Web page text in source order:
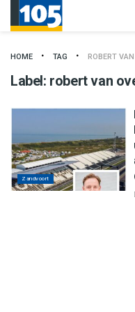
HOME TAG ROBERT
Label: robert van
Zandvoort